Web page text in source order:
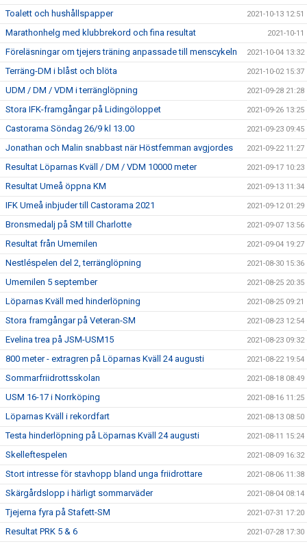
Toalett och hushållspapper 2021-10-13 12:51
Marathonhelg med klubbrekord och fina resultat 2021-10-11
Föreläsningar om tjejers träning anpassade till menscykeln 2021-10-04 13:32
Terräng-DM i blåst och blöta 2021-10-02 15:37
UDM / DM / VDM i terränglöpning 2021-09-28 21:28
Stora IFK-framgångar på Lidingöloppet 2021-09-26 13:25
Castorama Söndag 26/9 kl 13.00 2021-09-23 09:45
Jonathan och Malin snabbast när Höstfemman avgjordes 2021-09-22 11:27
Resultat Löparnas Kväll / DM / VDM 10000 meter 2021-09-17 10:23
Resultat Umeå öppna KM 2021-09-13 11:34
IFK Umeå inbjuder till Castorama 2021 2021-09-12 01:29
Bronsmedalj på SM till Charlotte 2021-09-07 13:56
Resultat från Umemilen 2021-09-04 19:27
Nestléspelen del 2, terränglöpning 2021-08-30 15:36
Umemilen 5 september 2021-08-25 20:35
Löparnas Kväll med hinderlöpning 2021-08-25 09:21
Stora framgångar på Veteran-SM 2021-08-23 12:54
Evelina trea på JSM-USM15 2021-08-23 09:32
800 meter - extragren på Löparnas Kväll 24 augusti 2021-08-22 19:54
Sommarfriidrottsskolan 2021-08-18 08:49
USM 16-17 i Norrköping 2021-08-16 11:25
Löparnas Kväll i rekordfart 2021-08-13 08:50
Testa hinderlöpning på Löparnas Kväll 24 augusti 2021-08-11 15:24
Skelleftespelen 2021-08-09 16:32
Stort intresse för stavhopp bland unga friidrottare 2021-08-06 11:38
Skärgårdslopp i härligt sommarväder 2021-08-04 08:14
Tjejerna fyra på Stafett-SM 2021-07-31 17:20
Resultat PRK 5 & 6 2021-07-28 17:30